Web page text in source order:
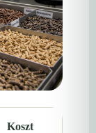
Koszt